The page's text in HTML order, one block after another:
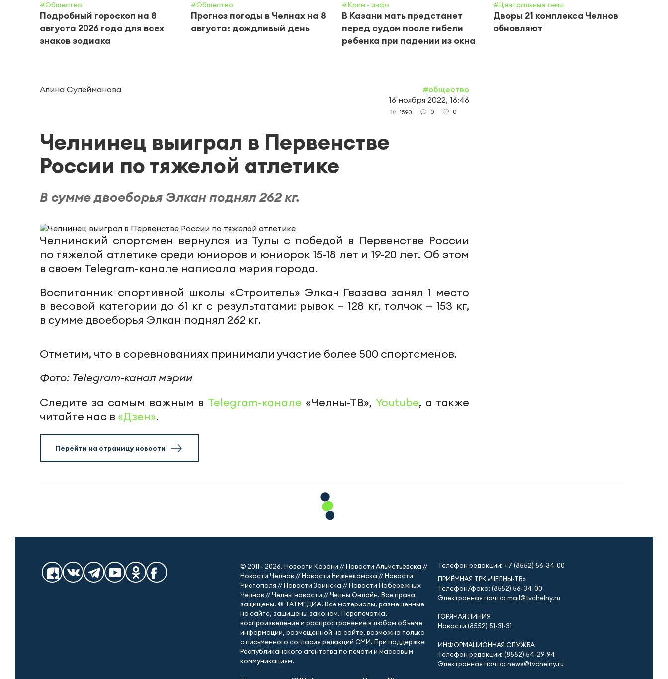
#Общество
Подробный гороскоп на 8
августа 2026 года для всех
знаков зодиака
#Общество
Прогноз погоды в Челнах на 8
августа: дождливый день
#Крим - инфо
В Казани мать предстанет
перед судом после гибели
ребенка при падении из окна
#Центральные темы
Дворы 21 комплекса Челнов
обновляют
Алина Сулейманова
#общество
16 ноября 2022, 16:46
1590 0 0
Челнинец выиграл в Первенстве
России по тяжелой атлетике
В сумме двоеборья Элкан поднял 262 кг.
Челнинский спортсмен вернулся из Тулы с победой в Первенстве России
по тяжелой атлетике среди юниоров и юниорок 15-18 лет и 19-20 лет. Об этом
в своем Telegram-канале написала мэрия города.
Воспитанник спортивной школы «Строитель» Элкан Гвазава занял 1 место
в весовой категории до 61 кг с результатами: рывок — 128 кг, толчок — 153 кг,
в сумме двоеборья Элкан поднял 262 кг.
Отметим, что в соревнованиях принимали участие более 500 спортсменов.
Фото: Telegram-канал мэрии
Следите за самым важным в Telegram-канале «Челны-ТВ», Youtube, а также
читайте нас в «Дзен».
Перейти на страницу новости
© 2011 - 2026. Новости Казани // Новости Альметьевска //
Новости Челнов // Новости Нижнекамска // Новости
Чистополя // Новости Заинска // Новости Набережных
Челнов // Челны новости // Челны Онлайн. Все права
защищены. © ТАТМЕДИА. Все материалы, размещенные
на сайте, защищены законом. Перепечатка,
воспроизведение и распространение в любом объеме
информации, размещенной на сайте, возможна только
с письменного согласия редакций СМИ. При поддержке
Республиканского агентства по печати и массовым
коммуникациям.
Телефон редакции: +7 (8552) 56-34-00
ПРИЁМНАЯ ТРК «ЧЕЛНЫ-ТВ»
Телефон/факс: (8552) 56-34-00
Электронная почта: mail@tvchelny.ru
ГОРЯЧАЯ ЛИНИЯ
Новости (8552) 51-31-31
ИНФОРМАЦИОННАЯ СЛУЖБА
Телефон редакции: (8552) 54-29-94
Электронная почта: news@tvchelny.ru